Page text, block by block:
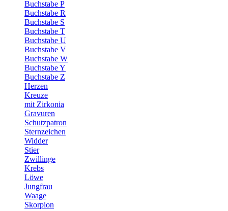
Buchstabe P
Buchstabe R
Buchstabe S
Buchstabe T
Buchstabe U
Buchstabe V
Buchstabe W
Buchstabe Y
Buchstabe Z
Herzen
Kreuze
mit Zirkonia
Gravuren
Schutzpatron
Sternzeichen
Widder
Stier
Zwillinge
Krebs
Löwe
Jungfrau
Waage
Skorpion